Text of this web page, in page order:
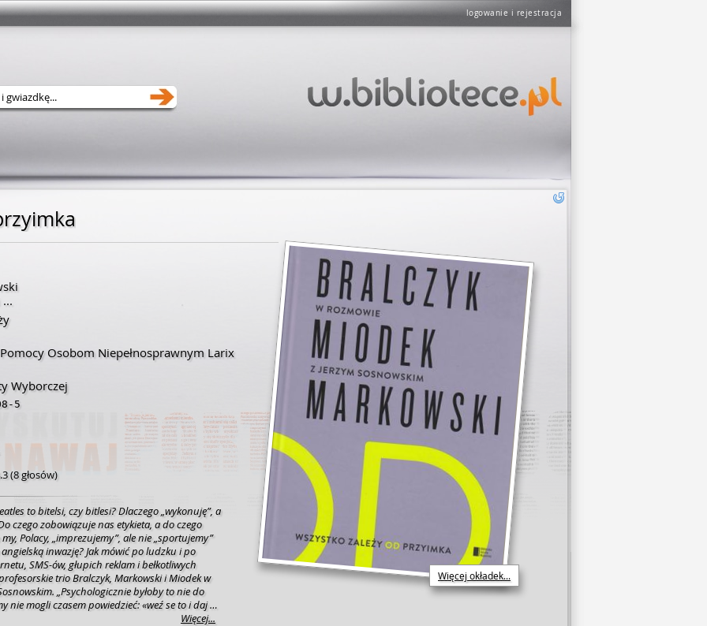
logowanie i rejestracja
Więcej okładek...
...
Osobom Niepełnosprawnym Larix
Wyborczej
5
(8 głosów)
to bitelsi, czy bitlesi? Dlaczego „wykonuję”, a
czego zobowiązuje nas etykieta, a do czego
Polacy, „imprezujemy”, ale nie „sportujemy”
Jak mówić po ludzku i po
SMS-ów, głupich reklam i bełkotliwych
trio Bralczyk, Markowski i Miodek w
„Psychologicznie byłoby to nie do
nie mogli czasem powiedzieć: «weź se to i daj mi
„Czy wulgaryzmy to błędy językowe? Nie, chyba
Więcej...